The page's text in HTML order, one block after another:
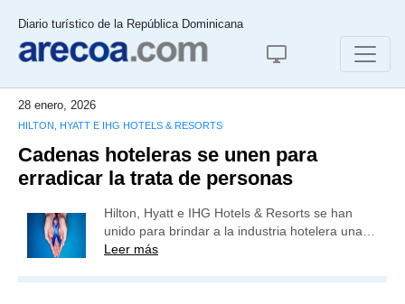
Diario turístico de la República Dominicana
28 enero, 2026
HILTON, HYATT E IHG HOTELS & RESORTS
Cadenas hoteleras se unen para
erradicar la trata de personas
Hilton, Hyatt e IHG Hotels & Resorts se han
unido para brindar a la industria hotelera una…
Leer más